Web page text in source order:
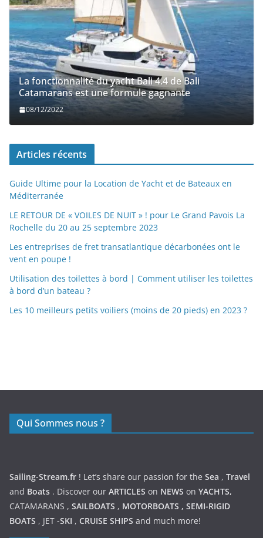
La fonctionnalité du yacht Bali 4.4 de Bali
Catamarans est une formule gagnante
08/12/2022
Articles récents
Guide Ultime pour la Location de Yacht et de Bateaux en
Méditerranée
LE RETOUR DE « VOILES DE NUIT » ! pour Le Grand Pavois La
Rochelle du 20 au 25 septembre 2023
Les entreprises de fret transatlantique décarbonées ont le
vent en poupe !
Utilisation des toilettes à bord | Comment utiliser les toilettes
à bord d’un bateau ?
Les 10 meilleurs petits voiliers (moins de 20 pieds) en 2023 ?
Qui Sommes nous ?
Sailing-Stream.fr ! Let’s share our passion for the Sea , Travel
and Boats . Discover our ARTICLES on NEWS on YACHTS,
CATAMARANS , SAILBOATS , MOTORBOATS , SEMI-RIGID
BOATS , JET -SKI , CRUISE SHIPS and much more!